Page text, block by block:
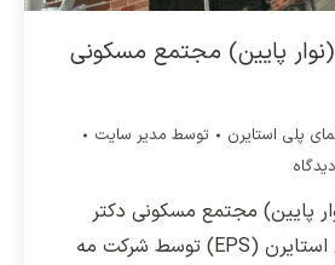
(نوار پایین) مجتمع مسکونی
پلی استایرن توسط مدیر سایت
پایین) مجتمع مسکونی دکتر
احدی با متریال پلی استایرن (EPS) توسط شرکت مه